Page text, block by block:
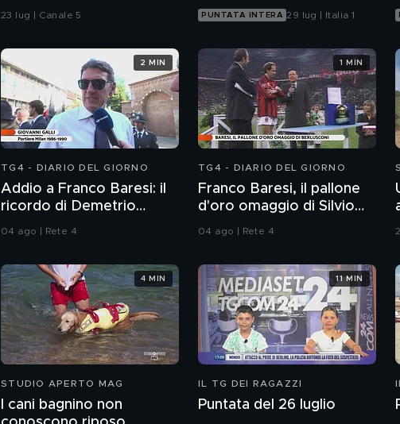
mare?
23 lug | Canale 5 PUNTATA INTERA 29 lug | Italia 1
TG4 - DIARIO DEL GIORNO
Addio a Franco Baresi: il
ricordo di Demetrio
Albertini, Clarence
04 ago | Rete 4
2 MIN
TG4 - DIARIO DEL GIORNO
Franco Baresi, il pallone
d'oro omaggio di Silvio
Berlusconi
04 ago | Rete 4
1 MIN
STUDIO APERTO MAG
I cani bagnino non
4 MIN
IL TG DEI RAGAZZI
Puntata del 26 luglio
11 MIN